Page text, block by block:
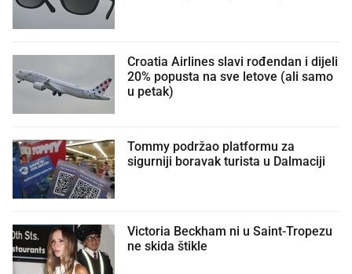
Croatia Airlines slavi rođendan i dijeli
20% popusta na sve letove (ali samo
u petak)
Tommy podržao platformu za
sigurniji boravak turista u Dalmaciji
Victoria Beckham ni u Saint-Tropezu
ne skida štikle